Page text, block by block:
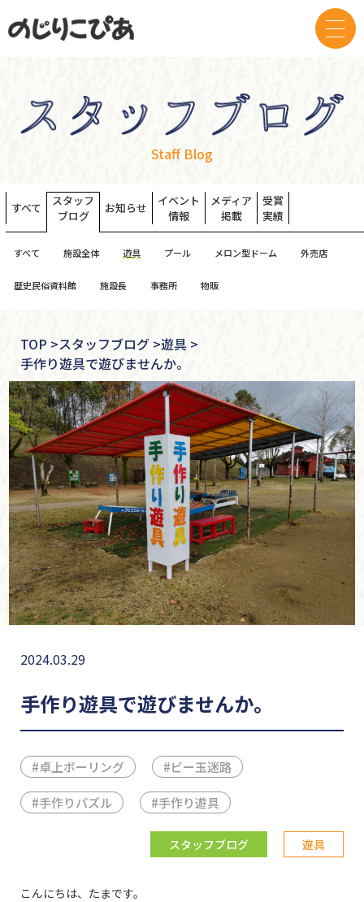
Staff Blog
すべて
スタッフ
ブログ
お知らせ
イベント
情報
メディア
掲載
受賞
実績
すべて 施設全体 遊具 プール メロン型ドーム 外売店
歴史民俗資料館 施設長 事務所 物販
TOP >スタッフブログ >遊具 >
手作り遊具で遊びませんか。
2024.03.29
手作り遊具で遊びませんか。
#卓上ボーリング #ビー玉迷路
#手作りパズル #手作り遊具
スタッフブログ 遊具
こんにちは、たまです。